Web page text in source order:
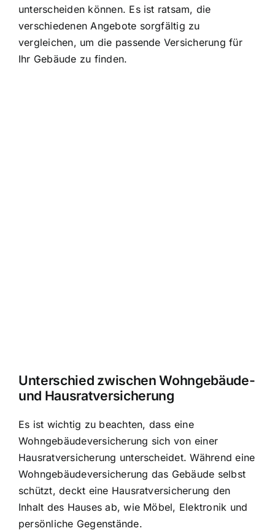
unterscheiden können. Es ist ratsam, die
verschiedenen Angebote sorgfältig zu
vergleichen, um die passende Versicherung für
Ihr Gebäude zu finden.
Unterschied zwischen Wohngebäude-
und Hausratversicherung
Es ist wichtig zu beachten, dass eine
Wohngebäudeversicherung sich von einer
Hausratversicherung unterscheidet. Während eine
Wohngebäudeversicherung das Gebäude selbst
schützt, deckt eine Hausratversicherung den
Inhalt des Hauses ab, wie Möbel, Elektronik und
persönliche Gegenstände.